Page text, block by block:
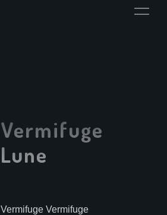
Vermifuge
Lune
Vermifuge Vermifuge